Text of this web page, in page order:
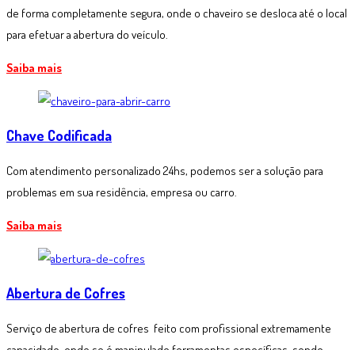
de forma completamente segura, onde o chaveiro se desloca até o local
para efetuar a abertura do veículo.
Saiba mais
Chave Codificada
Com atendimento personalizado 24hs, podemos ser a solução para
problemas em sua residência, empresa ou carro.
Saiba mais
Abertura de Cofres
Serviço de abertura de cofres feito com profissional extremamente